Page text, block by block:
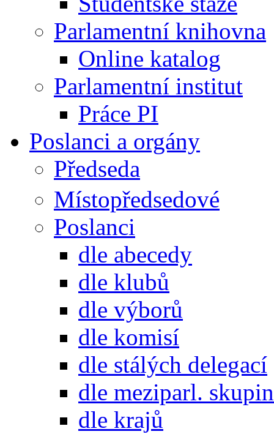
Parlamentní knihovna
Online katalog
Parlamentní institut
Práce PI
Poslanci a orgány
Předseda
Místopředsedové
Poslanci
dle abecedy
dle klubů
dle výborů
dle komisí
dle stálých delegací
dle meziparl. skupin
dle krajů